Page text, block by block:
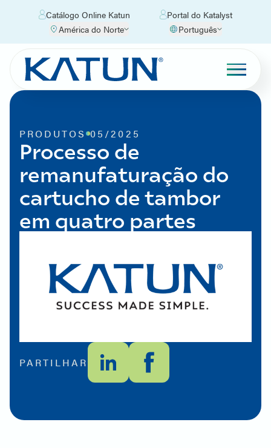
Catálogo Online Katun
Portal do Katalyst
América do Norte
Português
PRODUTOS 05/2025
Processo de
remanufaturação do
cartucho de tambor
em quatro partes
PARTILHAR